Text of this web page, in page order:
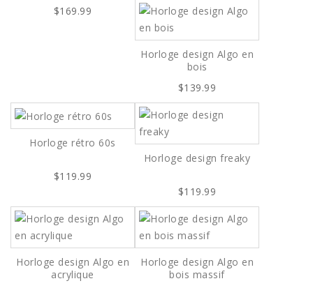
$169.99
Horloge design Algo en
bois
$139.99
Horloge rétro 60s
$119.99
Horloge design freaky
$119.99
Horloge design Algo en
acrylique
Horloge design Algo en
bois massif